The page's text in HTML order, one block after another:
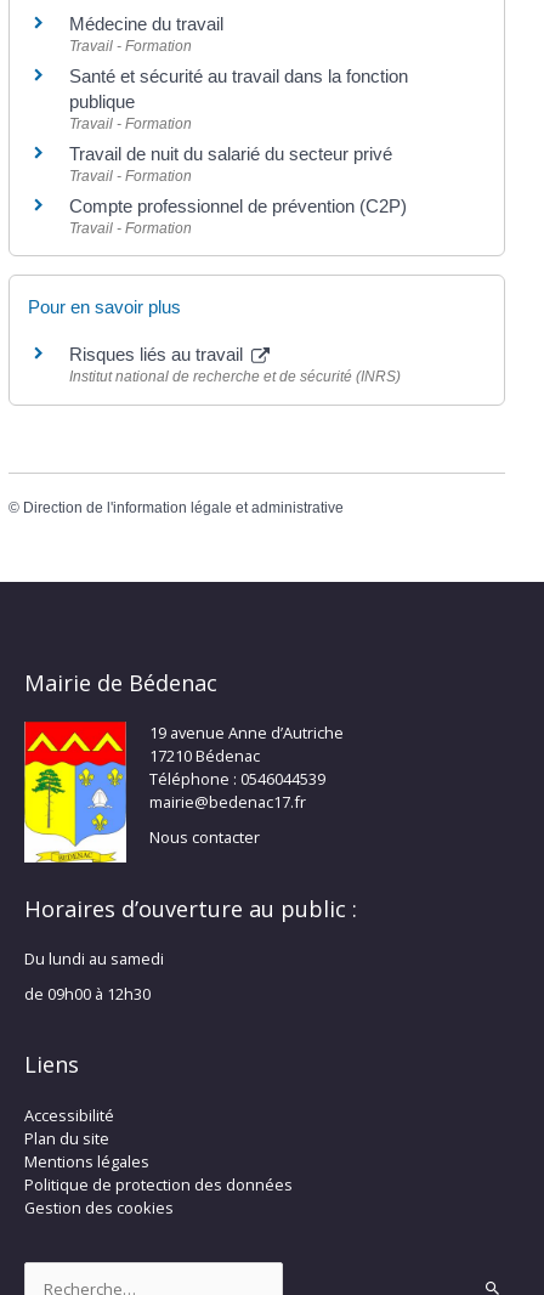
Médecine du travail
Travail - Formation
Santé et sécurité au travail dans la fonction
publique
Travail - Formation
Travail de nuit du salarié du secteur privé
Travail - Formation
Compte professionnel de prévention (C2P)
Travail - Formation
Pour en savoir plus
Risques liés au travail
Institut national de recherche et de sécurité (INRS)
© Direction de l'information légale et administrative
Mairie de Bédenac
19 avenue Anne d’Autriche
17210 Bédenac
Téléphone : 0546044539
mairie@bedenac17.fr
Nous contacter
Horaires d’ouverture au public :
Du lundi au samedi
de 09h00 à 12h30
Liens
Accessibilité
Plan du site
Mentions légales
Politique de protection des données
Gestion des cookies